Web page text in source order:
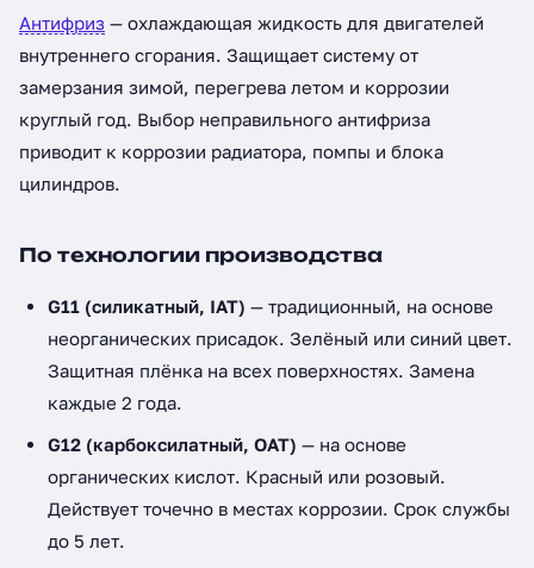
Антифриз — охлаждающая жидкость для двигателей
внутреннего сгорания. Защищает систему от
замерзания зимой, перегрева летом и коррозии
круглый год. Выбор неправильного антифриза
приводит к коррозии радиатора, помпы и блока
цилиндров.
По технологии производства
G11 (силикатный, IAT) — традиционный, на основе
неорганических присадок. Зелёный или синий цвет.
Защитная плёнка на всех поверхностях. Замена
каждые 2 года.
G12 (карбоксилатный, OAT) — на основе
органических кислот. Красный или розовый.
Действует точечно в местах коррозии. Срок службы
до 5 лет.